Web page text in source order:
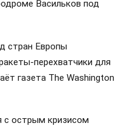
Васильков под
стран Европы
перехватчики для
газета The Washington
с острым кризисом